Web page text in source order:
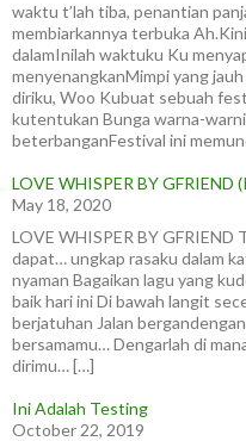
waktu t’lah tiba, penantian
membiarkannya terbuka
dalamInilah waktuku Ku
menyenangkanMimpi yang
diriku, Woo Kubuat sebuah
kutentukan Bunga warna-warni
beterbanganFestival ini
LOVE WHISPER BY
May 18, 2020
LOVE WHISPER BY
dapat… ungkap rasaku dalam
nyaman Bagaikan lagu yang
baik hari ini Di bawah langit
berjatuhan Jalan
bersamamu… Dengarlah di
dirimu… […]
Ini Adalah Testing
October 22, 2019